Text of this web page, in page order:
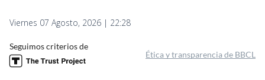
Viernes 07 Agosto, 2026 | 22:28
Seguimos criterios de
Ética y transparencia de BBCL